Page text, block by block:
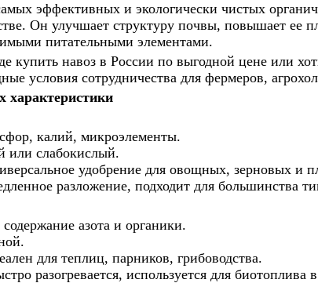
эффективных и экологически чистых
Он улучшает структуру почвы, повышает ее
питательными элементами.
купить навоз в России по выгодной цене или
условия сотрудничества для фермеров,
характеристики
калий, микроэлементы.
или слабокислый.
удобрение для овощных, зерновых и
разложение, подходит для большинства
азота и органики.
для теплиц, парников, грибоводства.
разогревается, используется для биотоплива